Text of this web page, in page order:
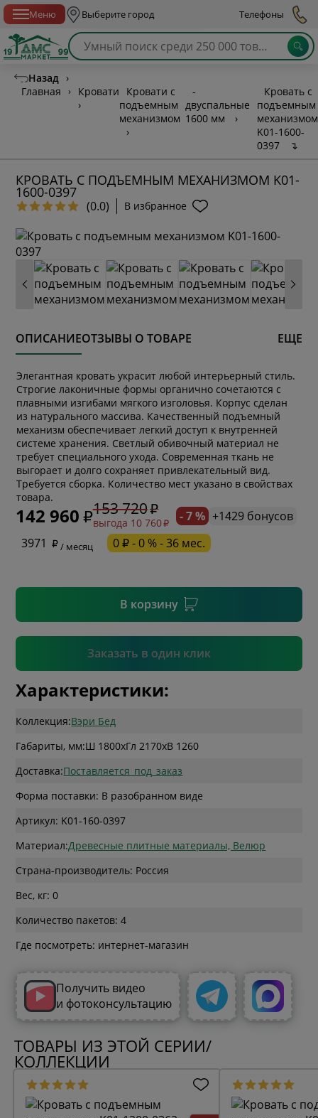
Меню Выберите город Телефоны
Назад ›
Главная
›
Кровати
›
Кровати с
подъемным
механизмом
›
-
двуспальные
1600 мм
›
Кровать с
подъемным
механизмом
K01-1600-
0397
↴
КРОВАТЬ С ПОДЪЕМНЫМ МЕХАНИЗМОМ K01-
1600-0397
(0.0) В избранное
ОПИСАНИЕОТЗЫВЫ О ТОВАРЕ ЕЩЕ
Элегантная кровать украсит любой интерьерный стиль.
Строгие лаконичные формы органично сочетаются с
плавными изгибами мягкого изголовья. Корпус сделан
из натурального массива. Качественный подъемный
механизм обеспечивает легкий доступ к внутренней
системе хранения. Светлый обивочный материал не
требует специального ухода. Современная ткань не
выгорает и долго сохраняет привлекательный вид.
Требуется сборка. Количество мест указано в свойствах
товара.
142 960 153 720
выгода 10 760 - 7 % +1429 бонусов
3971
/ месяц 0 ₽ - 0 % - 36 мес.
В корзину
Заказать в один клик
* обязательное поле
* необязательное поле
Подтвердить
Характеристики:
Коллекция:Вэри Бед
Габариты, мм:Ш 1800xГл 2170xВ 1260
Доставка:Поставляется_под_заказ
Форма поставки: В разобранном виде
Артикул: K01-160-0397
Материал:Древесные плитные материалы, Велюр
Страна-производитель: Россия
Вес, кг: 0
Количество пакетов: 4
Где посмотреть: интернет-магазин
Получить видео
и фотоконсультацию
ТОВАРЫ ИЗ ЭТОЙ СЕРИИ/
КОЛЛЕКЦИИ